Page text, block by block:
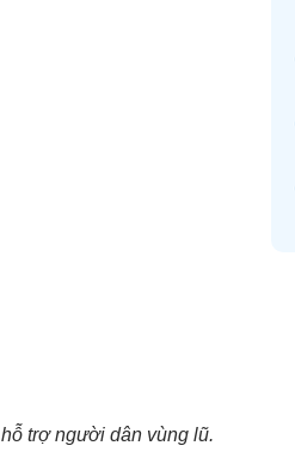
trợ người dân vùng lũ.